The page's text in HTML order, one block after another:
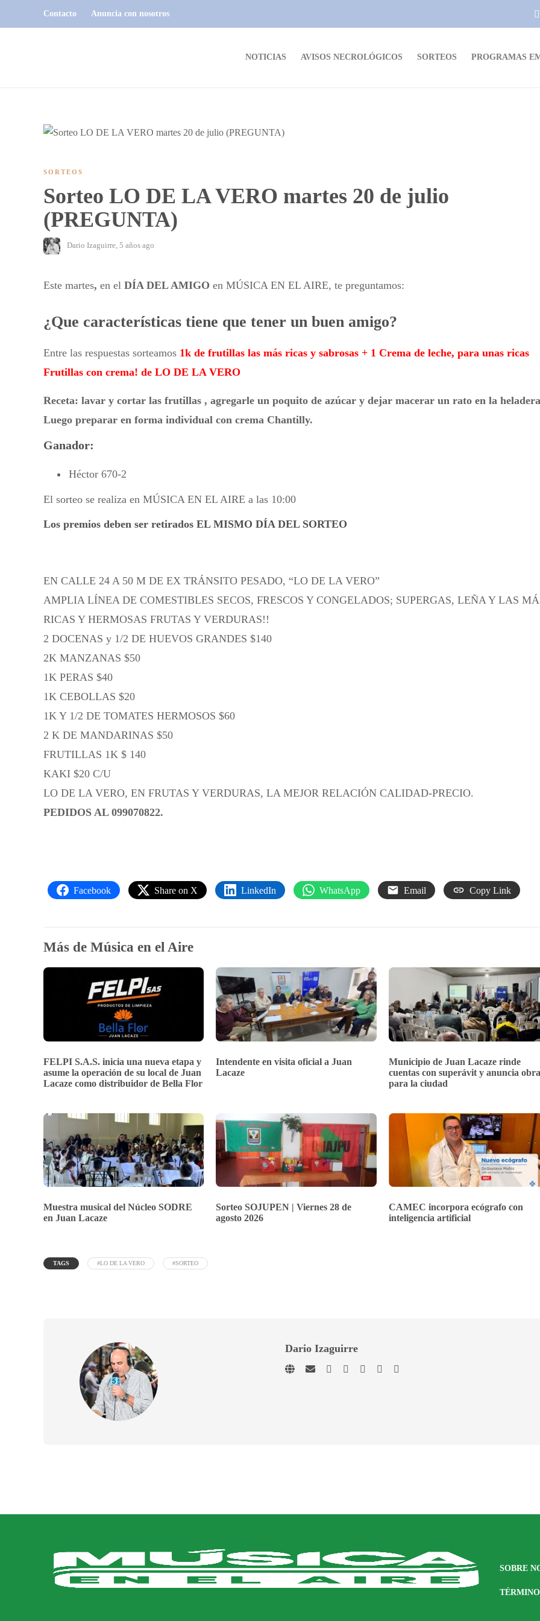
Contacto Anuncia con nosotros
NOTICIAS AVISOS NECROLÓGICOS SORTEOS PROGRAMAS
SORTEOS
Sorteo LO DE LA VERO martes 20 de julio
(PREGUNTA)
Dario Izaguirre 5 años ago
Este martes, en el DÍA DEL AMIGO en MÚSICA EN EL AIRE, te preguntamos:
¿Que características tiene que tener un buen amigo?
Entre las respuestas sorteamos 1k de frutillas las más ricas y sabrosas + 1 Crema de leche, para unas ricas
Frutillas con crema! de LO DE LA VERO
Receta: lavar y cortar las frutillas , agregarle un poquito de azúcar y dejar macerar un rato en la
Luego preparar en forma individual con crema Chantilly.
Ganador:
Héctor 670-2
El sorteo se realiza en MÚSICA EN EL AIRE a las 10:00
Los premios deben ser retirados EL MISMO DÍA DEL SORTEO
EN CALLE 24 A 50 M DE EX TRÁNSITO PESADO, “LO DE LA VERO”
AMPLIA LÍNEA DE COMESTIBLES SECOS, FRESCOS Y CONGELADOS; SUPERGAS, LEÑA Y LAS
RICAS Y HERMOSAS FRUTAS Y VERDURAS!!
2 DOCENAS y 1/2 DE HUEVOS GRANDES $140
2K MANZANAS $50
1K PERAS $40
1K CEBOLLAS $20
1K Y 1/2 DE TOMATES HERMOSOS $60
2 K DE MANDARINAS $50
FRUTILLAS 1K $ 140
KAKI $20 C/U
LO DE LA VERO, EN FRUTAS Y VERDURAS, LA MEJOR RELACIÓN CALIDAD-PRECIO.
PEDIDOS AL 099070822.
Facebook Share on X LinkedIn WhatsApp Email Copy Link
Más de Música en el Aire
FELPI S.A.S. inicia una nueva etapa y
asume la operación de su local de Juan
Lacaze como distribuidor de Bella Flor
Intendente en visita oficial a Juan
Lacaze
Municipio de Juan Lacaze rinde
cuentas con superávit y anuncia
para la ciudad
Muestra musical del Núcleo SODRE
en Juan Lacaze
Sorteo SOJUPEN | Viernes 28 de
agosto 2026
CAMEC incorpora ecógrafo con
inteligencia artificial
TAGS #LO DE LA VERO #SORTEO
Dario Izaguirre
SOBRE